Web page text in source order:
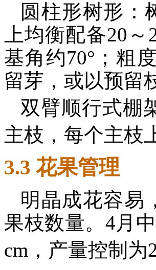
圆柱形树形：
上均衡配备20
基角约70°；粗
留芽，或以预留
双臂顺行式棚
主枝，每个主枝
3.3 花果管理
明晶成花容易
果枝数量。4月
cm，产量控制为